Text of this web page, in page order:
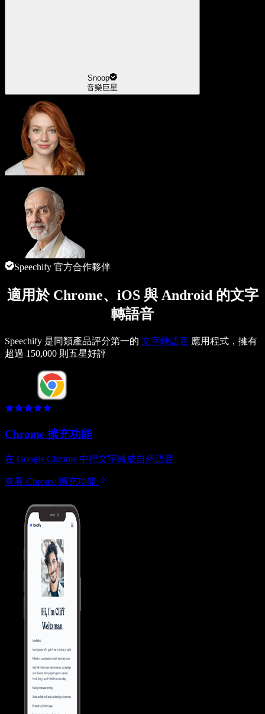
Snoop
音樂巨星
Speechify 官方合作夥伴
適用於 Chrome、iOS 與 Android 的文字
轉語音
Speechify 是同類產品評分第一的 文字轉語音 應用程式，擁有
超過 150,000 則五星好評
Chrome 擴充功能
在 Google Chrome 中把文字轉成自然語音
查看 Chrome 擴充功能